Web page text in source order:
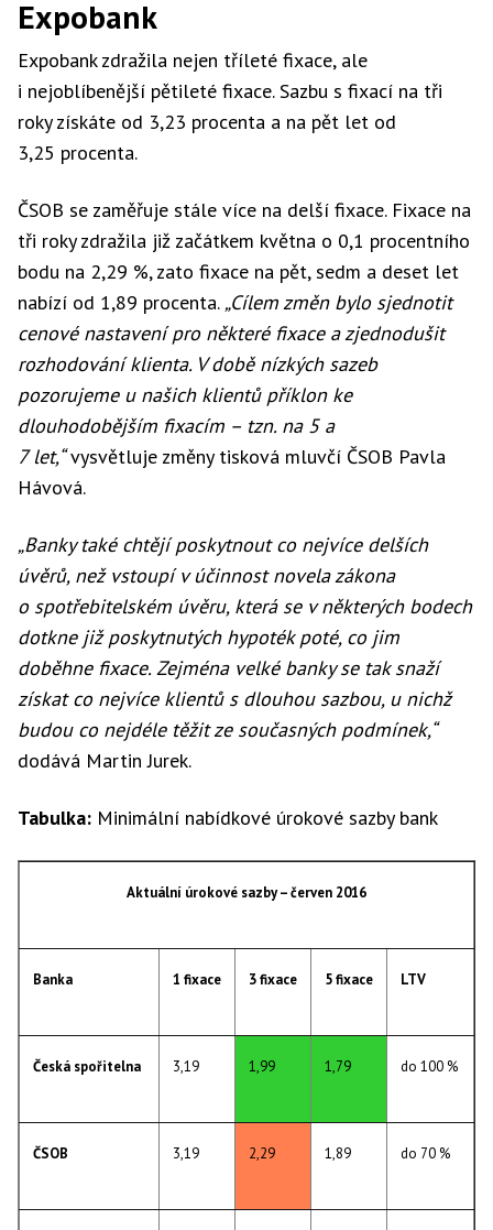
Expobank
Expobank zdražila nejen tříleté fixace, ale
i nejoblíbenější pětileté fixace. Sazbu s fixací na tři
roky získáte od 3,23 procenta a na pět let od
3,25 procenta.
ČSOB se zaměřuje stále více na delší fixace. Fixace na
tři roky zdražila již začátkem května o 0,1 procentního
bodu na 2,29 %, zato fixace na pět, sedm a deset let
nabízí od 1,89 procenta. „Cílem změn bylo sjednotit
cenové nastavení pro některé fixace a zjednodušit
rozhodování klienta. V době nízkých sazeb
pozorujeme u našich klientů příklon ke
dlouhodobějším fixacím – tzn. na 5 a
7 let,“vysvětluje změny tisková mluvčí ČSOB Pavla
Hávová.
„Banky také chtějí poskytnout co nejvíce delších
úvěrů, než vstoupí v účinnost novela zákona
o spotřebitelském úvěru, která se v některých bodech
dotkne již poskytnutých hypoték poté, co jim
doběhne fixace. Zejména velké banky se tak snaží
získat co nejvíce klientů s dlouhou sazbou, u nichž
budou co nejdéle těžit ze současných podmínek,“
dodává Martin Jurek.
Tabulka: Minimální nabídkové úrokové sazby bank
Aktuální úrokové sazby – červen 2016
Banka 1 fixace 3 fixace 5 fixace LTV
Česká spořitelna 3,19 1,99 1,79 do 100 %
ČSOB 3,19 2,29 1,89 do 70 %